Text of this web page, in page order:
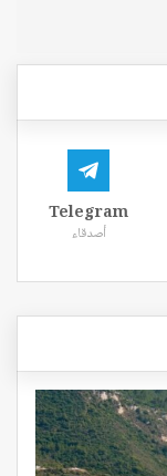
Telegram
أصدقاء